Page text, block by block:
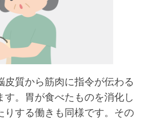
皮質から筋肉に指令が伝わる
す。胃が食べたものを消化し
りする働きも同様です。その